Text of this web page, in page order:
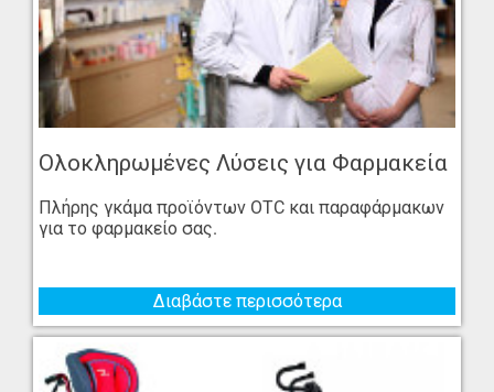
Ολοκληρωμένες Λύσεις για Φαρμακεία
Πλήρης γκάμα προϊόντων OTC και παραφάρμακων
για το φαρμακείο σας.
Διαβάστε περισσότερα